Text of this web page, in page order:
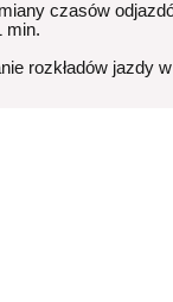
czasów
min.
rozkładów jazdy